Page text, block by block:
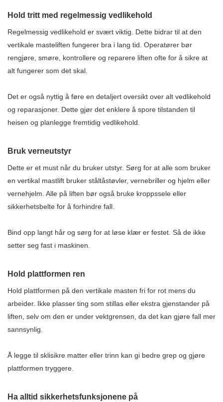
Hold tritt med regelmessig vedlikehold
Regelmessig vedlikehold er svært viktig. Dette bidrar til at den
vertikale masteliften fungerer bra i lang tid. Operatører bør
rengjøre, smøre, kontrollere og reparere liften ofte for å sikre at
alt fungerer som det skal.
Det er også nyttig å føre en detaljert oversikt over alt vedlikehold
og reparasjoner. Dette gjør det enklere å spore tilstanden til
heisen og planlegge fremtidig vedlikehold.
Bruk verneutstyr
Dette er et must når du bruker utstyr. Sørg for at alle som bruker
en vertikal mastlift bruker ståltåstøvler, vernebriller og hjelm eller
vernehjelm. Alle på liften bør også bruke kroppssele eller
sikkerhetsbelte for å forhindre fall.
Bind opp langt hår og sørg for at løse klær er festet. Så de ikke
setter seg fast i maskinen.
Hold plattformen ren
Hold plattformen på den vertikale masten fri for rot mens du
arbeider. Ikke plasser ting som stillas eller ekstra gjenstander på
liften, selv om den er under vektgrensen, da det kan gjøre fall mer
sannsynlig.
Å legge til sklisikre matter eller trinn kan gi bedre grep og gjøre
plattformen tryggere.
Ha alltid sikkerhetsfunksjonene på